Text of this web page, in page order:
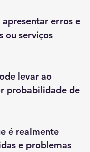
apresentar erros e
ou serviços
levar ao
probabilidade de
é realmente
e problemas